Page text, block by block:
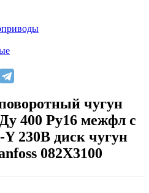
чугун
400 Ру16 межфл с
230В диск чугун
082X3100